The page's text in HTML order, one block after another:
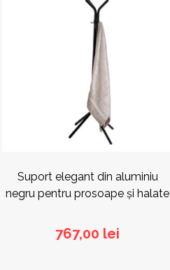
Suport elegant din aluminiu
negru pentru prosoape și halate
767,00 lei